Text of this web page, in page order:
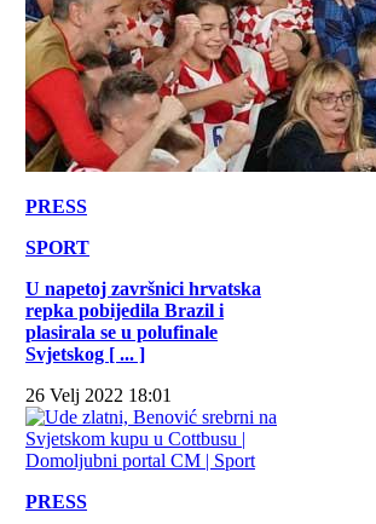
PRESS
SPORT
U napetoj završnici hrvatska
repka pobijedila Brazil i
plasirala se u polufinale
Svjetskog [ ... ]
26 Velj 2022 18:01
PRESS